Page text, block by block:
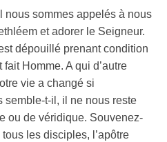
nous sommes appelés à nous
et adorer le Seigneur.
dépouillé prenant condition
fait Homme. A qui d’autre
vie a changé si
semble-t-il, il ne nous reste
ou de véridique. Souvenez-
les disciples, l’apôtre